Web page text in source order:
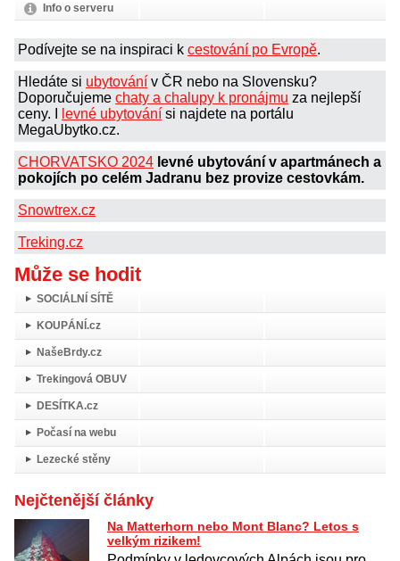
Info o serveru
Podívejte se na inspiraci k cestování po Evropě.
Hledáte si ubytování v ČR nebo na Slovensku?
Doporučujeme chaty a chalupy k pronájmu za nejlepší
ceny. I
levné ubytování si najdete na portálu
MegaUbytko.cz.
CHORVATSKO 2024 levné ubytování v apartmánech a
pokojích po celém Jadranu bez provize cestovkám.
Snowtrex.cz
Treking.cz
Může se hodit
SOCIÁLNÍ SÍTĚ
KOUPÁNÍ.cz
NašeBrdy.cz
Trekingová OBUV
DESÍTKA.cz
Počasí na webu
Lezecké stěny
Nejčtenější články
Na Matterhorn nebo Mont Blanc? Letos s
velkým rizikem!